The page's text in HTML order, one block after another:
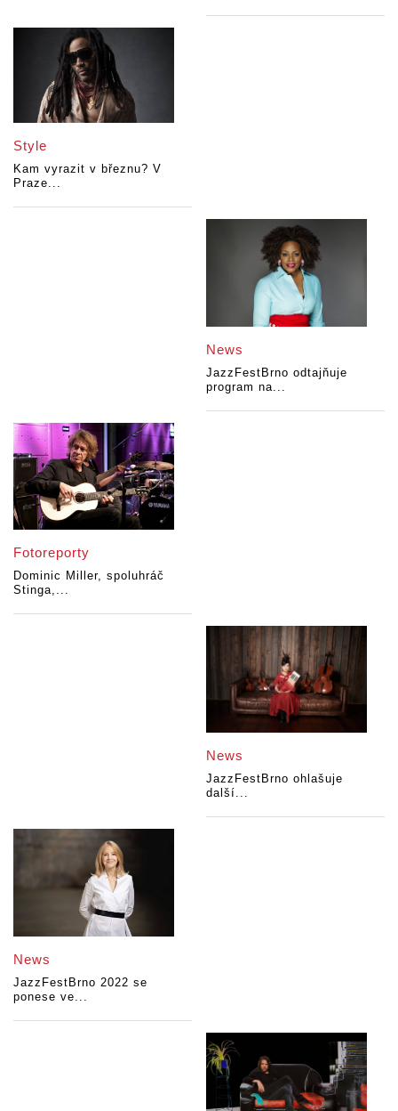
Style
Kam vyrazit v březnu? V
Praze...
News
JazzFestBrno odtajňuje
program na...
Fotoreporty
Dominic Miller, spoluhráč
Stinga,...
News
JazzFestBrno ohlašuje
další...
News
JazzFestBrno 2022 se
ponese ve...